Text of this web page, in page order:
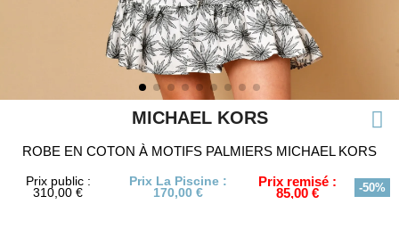
MICHAEL KORS
ROBE EN COTON À MOTIFS PALMIERS MICHAEL KORS
Prix public :
310,00 €
Prix La Piscine :
170,00 €
Prix remisé :
85,00 € -50%